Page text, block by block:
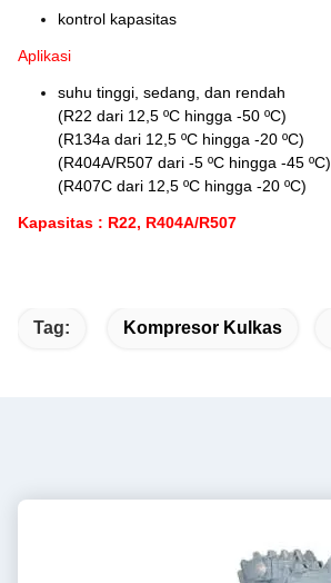
kontrol kapasitas
Aplikasi
suhu tinggi, sedang, dan rendah
(R22 dari 12,5 ºC hingga -50 ºC)
(R134a dari 12,5 ºC hingga -20 ºC)
(R404A/R507 dari -5 ºC hingga -45 ºC)
(R407C dari 12,5 ºC hingga -20 ºC)
Kapasitas : R22, R404A/R507
Tag: Kompresor Kulkas